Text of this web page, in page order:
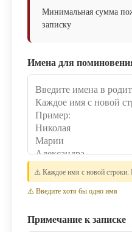
Минимальная сумма
записку
Имена для
⚠️ Каждое имя с новой
⚠️ Введите хотя бы одно имя
Примечание к записке